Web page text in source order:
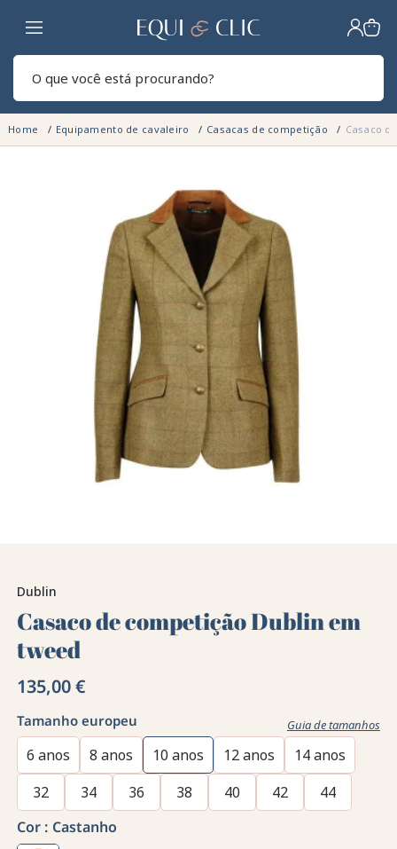
Lar
Home Equipamento de cavaleiro Casacas de competição Casaco
Dublin
Casaco de competição Dublin em
tweed
135,00 €
Tamanho europeu Guia de tamanhos
6 anos 8 anos 10 anos 12 anos
14 anos
32
34 36 38 40 42
44
Cor : Castanho